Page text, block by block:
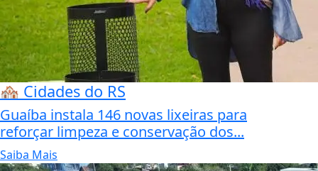
🏘️ Cidades do RS
Guaíba instala 146 novas lixeiras para
reforçar limpeza e conservação dos...
Saiba Mais